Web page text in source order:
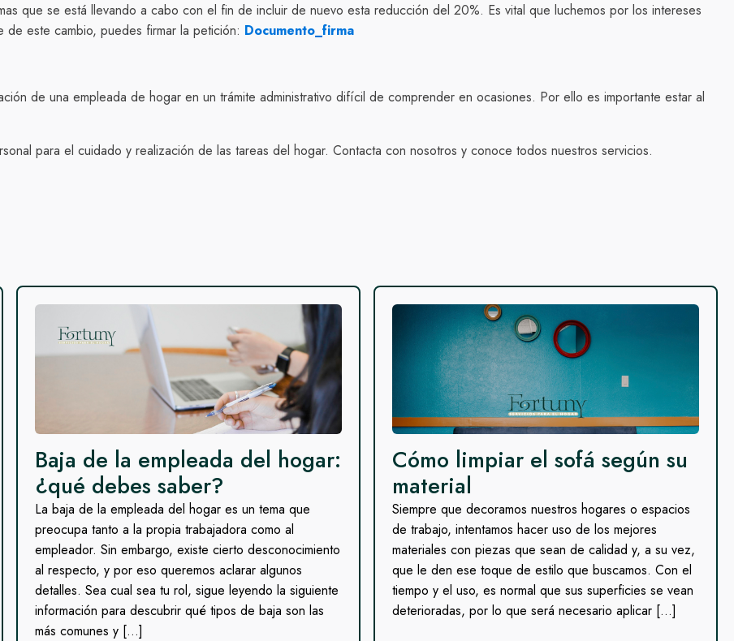
que se está llevando a cabo con el fin de incluir de nuevo esta reducción del 20%. Es vital que luchemos por los intereses
este cambio, puedes firmar la petición: Documento_firma
de una empleada de hogar en un trámite administrativo difícil de comprender en ocasiones. Por ello es importante estar al
para el cuidado y realización de las tareas del hogar. Contacta con nosotros y conoce todos nuestros servicios.
Baja de la empleada del hogar:
¿qué debes saber?
La baja de la empleada del hogar es un tema que
preocupa tanto a la propia trabajadora como al
empleador. Sin embargo, existe cierto desconocimiento
al respecto, y por eso queremos aclarar algunos
detalles. Sea cual sea tu rol, sigue leyendo la siguiente
información para descubrir qué tipos de baja son las
más comunes y […]
Cómo limpiar el sofá según su
material
Siempre que decoramos nuestros hogares o espacios
de trabajo, intentamos hacer uso de los mejores
materiales con piezas que sean de calidad y, a su vez,
que le den ese toque de estilo que buscamos. Con el
tiempo y el uso, es normal que sus superficies se vean
deterioradas, por lo que será necesario aplicar […]